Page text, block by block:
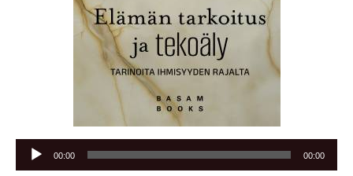
Äänitoistin
00:00 00:00